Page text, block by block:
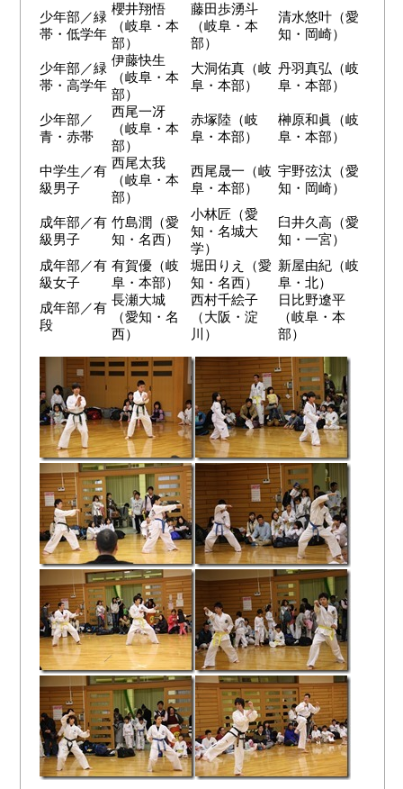
少年部／緑
帯・低学年
櫻井翔悟
（岐阜・本
部）
藤田歩湧斗
（岐阜・本
部）
清水悠叶（愛
知・岡崎）
少年部／緑
帯・高学年
伊藤快生
（岐阜・本
部）
大洞佑真（岐
阜・本部）
丹羽真弘（岐
阜・本部）
少年部／
青・赤帯
西尾一冴
（岐阜・本
部）
赤塚陸（岐
阜・本部）
榊原和眞（岐
阜・本部）
中学生／有
級男子
西尾太我
（岐阜・本
部）
西尾晟一（岐
阜・本部）
宇野弦汰（愛
知・岡崎）
成年部／有
級男子
竹島潤（愛
知・名西）
小林匠（愛
知・名城大
学）
臼井久高（愛
知・一宮）
成年部／有
級女子
有賀優（岐
阜・本部）
堀田りえ（愛
知・名西）
新屋由紀（岐
阜・北）
成年部／有
段
長瀬大城
（愛知・名
西）
西村千絵子
（大阪・淀
川）
日比野遼平
（岐阜・本
部）